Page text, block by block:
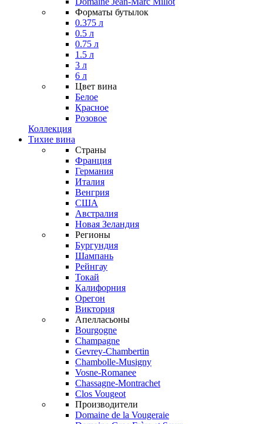
Форматы бутылок
0.375 л
0.5 л
0.75 л
1.5 л
3 л
6 л
Цвет вина
Белое
Красное
Розовое
Коллекция
Тихие вина
Страны
Франция
Германия
Италия
Венгрия
США
Австралия
Новая Зеландия
Регионы
Бургундия
Шампань
Рейнгау
Токай
Калифорния
Орегон
Виктория
Апелласьоны
Bourgogne
Champagne
Gevrey-Chambertin
Chambolle-Musigny
Vosne-Romanee
Chassagne-Montrachet
Clos Vougeot
Производители
Domaine de la Vougeraie